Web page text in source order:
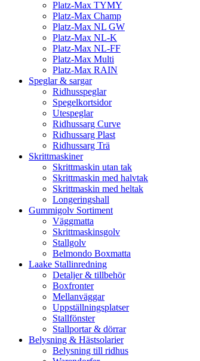
Platz-Max TYMY
Platz-Max Champ
Platz-Max NL GW
Platz-Max NL-K
Platz-Max NL-FF
Platz-Max Multi
Platz-Max RAIN
Speglar & sargar
Ridhusspeglar
Spegelkortsidor
Utespeglar
Ridhussarg Curve
Ridhussarg Plast
Ridhussarg Trä
Skrittmaskiner
Skrittmaskin utan tak
Skrittmaskin med halvtak
Skrittmaskin med heltak
Longeringshall
Gummigolv Sortiment
Väggmatta
Skrittmaskinsgolv
Stallgolv
Belmondo Boxmatta
Laake Stallinredning
Detaljer & tillbehör
Boxfronter
Mellanväggar
Uppställningsplatser
Stallfönster
Stallportar & dörrar
Belysning & Hästsolarier
Belysning till ridhus